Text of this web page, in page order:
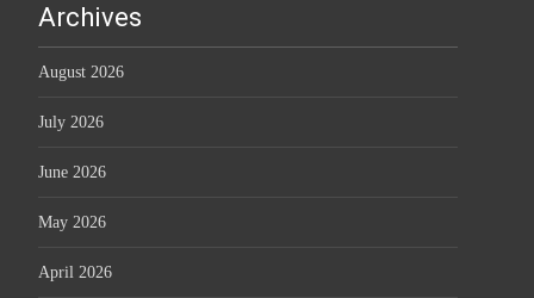
Archives
August 2026
July 2026
June 2026
May 2026
April 2026